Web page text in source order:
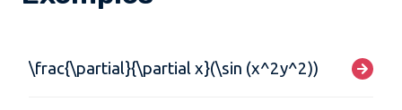
\frac{\partial}{\partial x}(\sin (x^2y^2))